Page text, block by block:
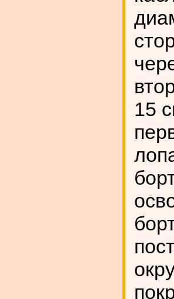
15